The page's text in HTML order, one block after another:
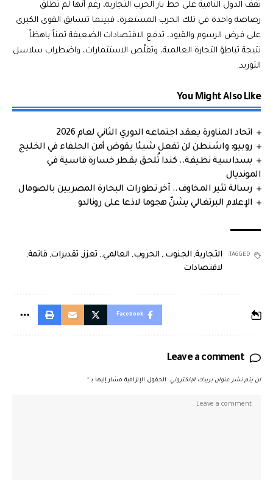
تقف الدول النامية على خط نار الحرب التجارية، رغم أنها لم تُطلق
رصاصة واحدة في تلك الحرب المستعرة، فبينما تتسابق القوى الكبرى
على فرض الرسوم والقيود، تدفع الاقتصادات الضعيفة ثمناً باهظاً
نتيجة تباطؤ التجارة العالمية، وتقلّص الاستثمارات، واضطراب سلاسل
التوريد.
You Might Also Like
اتحاد المناورة يعقد اجتماعه الدوري الثاني لعام 2026
روبيو: واشنطن لن تفعل شيئا يقوض أمن الحلفاء في الخليج
بسداسية نظيفة.. كندا تُلحق بقطر خسارة قاسية في
المونديال
رسالة تثير المخاوف.. آخر تطورات البحارة المصريين بالصومال
الإعلام البرتغالي يشنّ هجوما لاذعا على رونالدو
TAGGED: التجارية, الجنوب., الحروب, العالمي., تعزز, تقديرات, قاتمة,
لاقتصادات
Facebook
Leave a comment
لن يتم نشر عنوان بريدك الإلكتروني. الحقول الإلزامية مشار إليها بـ *